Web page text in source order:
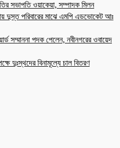
সভাপতি ওয়াকেয়া, সম্পাদক মিলন
দুস্ত পরিবারের মাঝে এমপি এডভোকেট আঃ
সম্মাননা পদক পেলেন, নবীনগরের ওবায়েদ
দুঃস্থদের বিনামূল্যে চাল বিতরণ